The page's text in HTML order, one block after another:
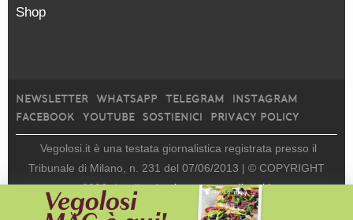
Shop
NEWSLETTER WHATSAPP TELEGRAM
INSTAGRAM
FACEBOOK
YOUTUBE SOSTIENICI PRIVACY POLICY
Vegolosi.it è una testata giornalistica registrata presso il
Tribunale di Milano, n. 231 del 07/06/2013 | © COPYRIGHT
2026 | edito da viceversa media srl |